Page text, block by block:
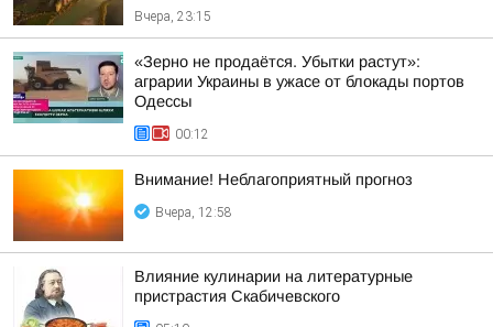
Вчера, 23:15
«Зерно не продаётся. Убытки растут»:
аграрии Украины в ужасе от блокады портов
Одессы
00:12
Внимание! Неблагоприятный прогноз
Вчера, 12:58
Влияние кулинарии на литературные
пристрастия Скабичевского